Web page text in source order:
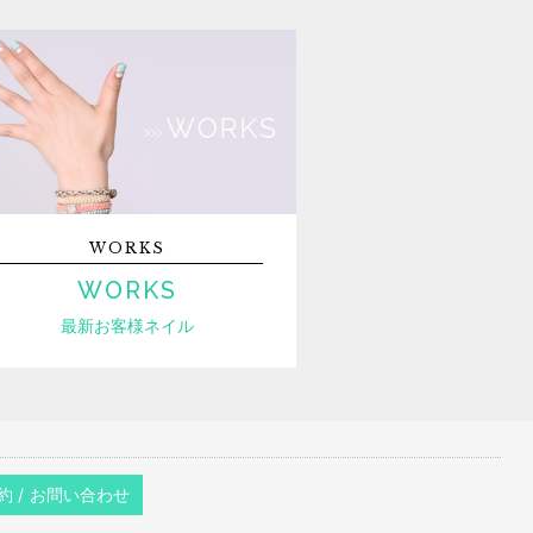
WORKS
WORKS
最新お客様ネイル
/ お問い合わせ